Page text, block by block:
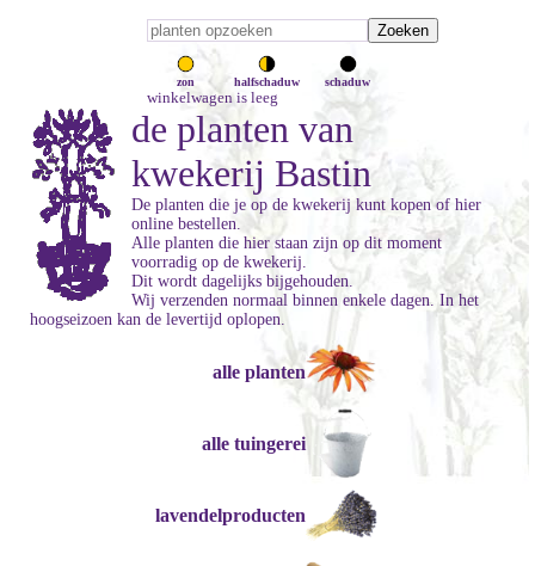
zon halfschaduw schaduw
winkelwagen is leeg
de planten van
kwekerij Bastin
De planten die je op de kwekerij kunt kopen of hier
online bestellen.
Alle planten die hier staan zijn op dit moment
voorradig op de kwekerij.
Dit wordt dagelijks bijgehouden.
Wij verzenden normaal binnen enkele dagen. In het
hoogseizoen kan de levertijd oplopen.
alle planten
alle tuingerei
lavendelproducten